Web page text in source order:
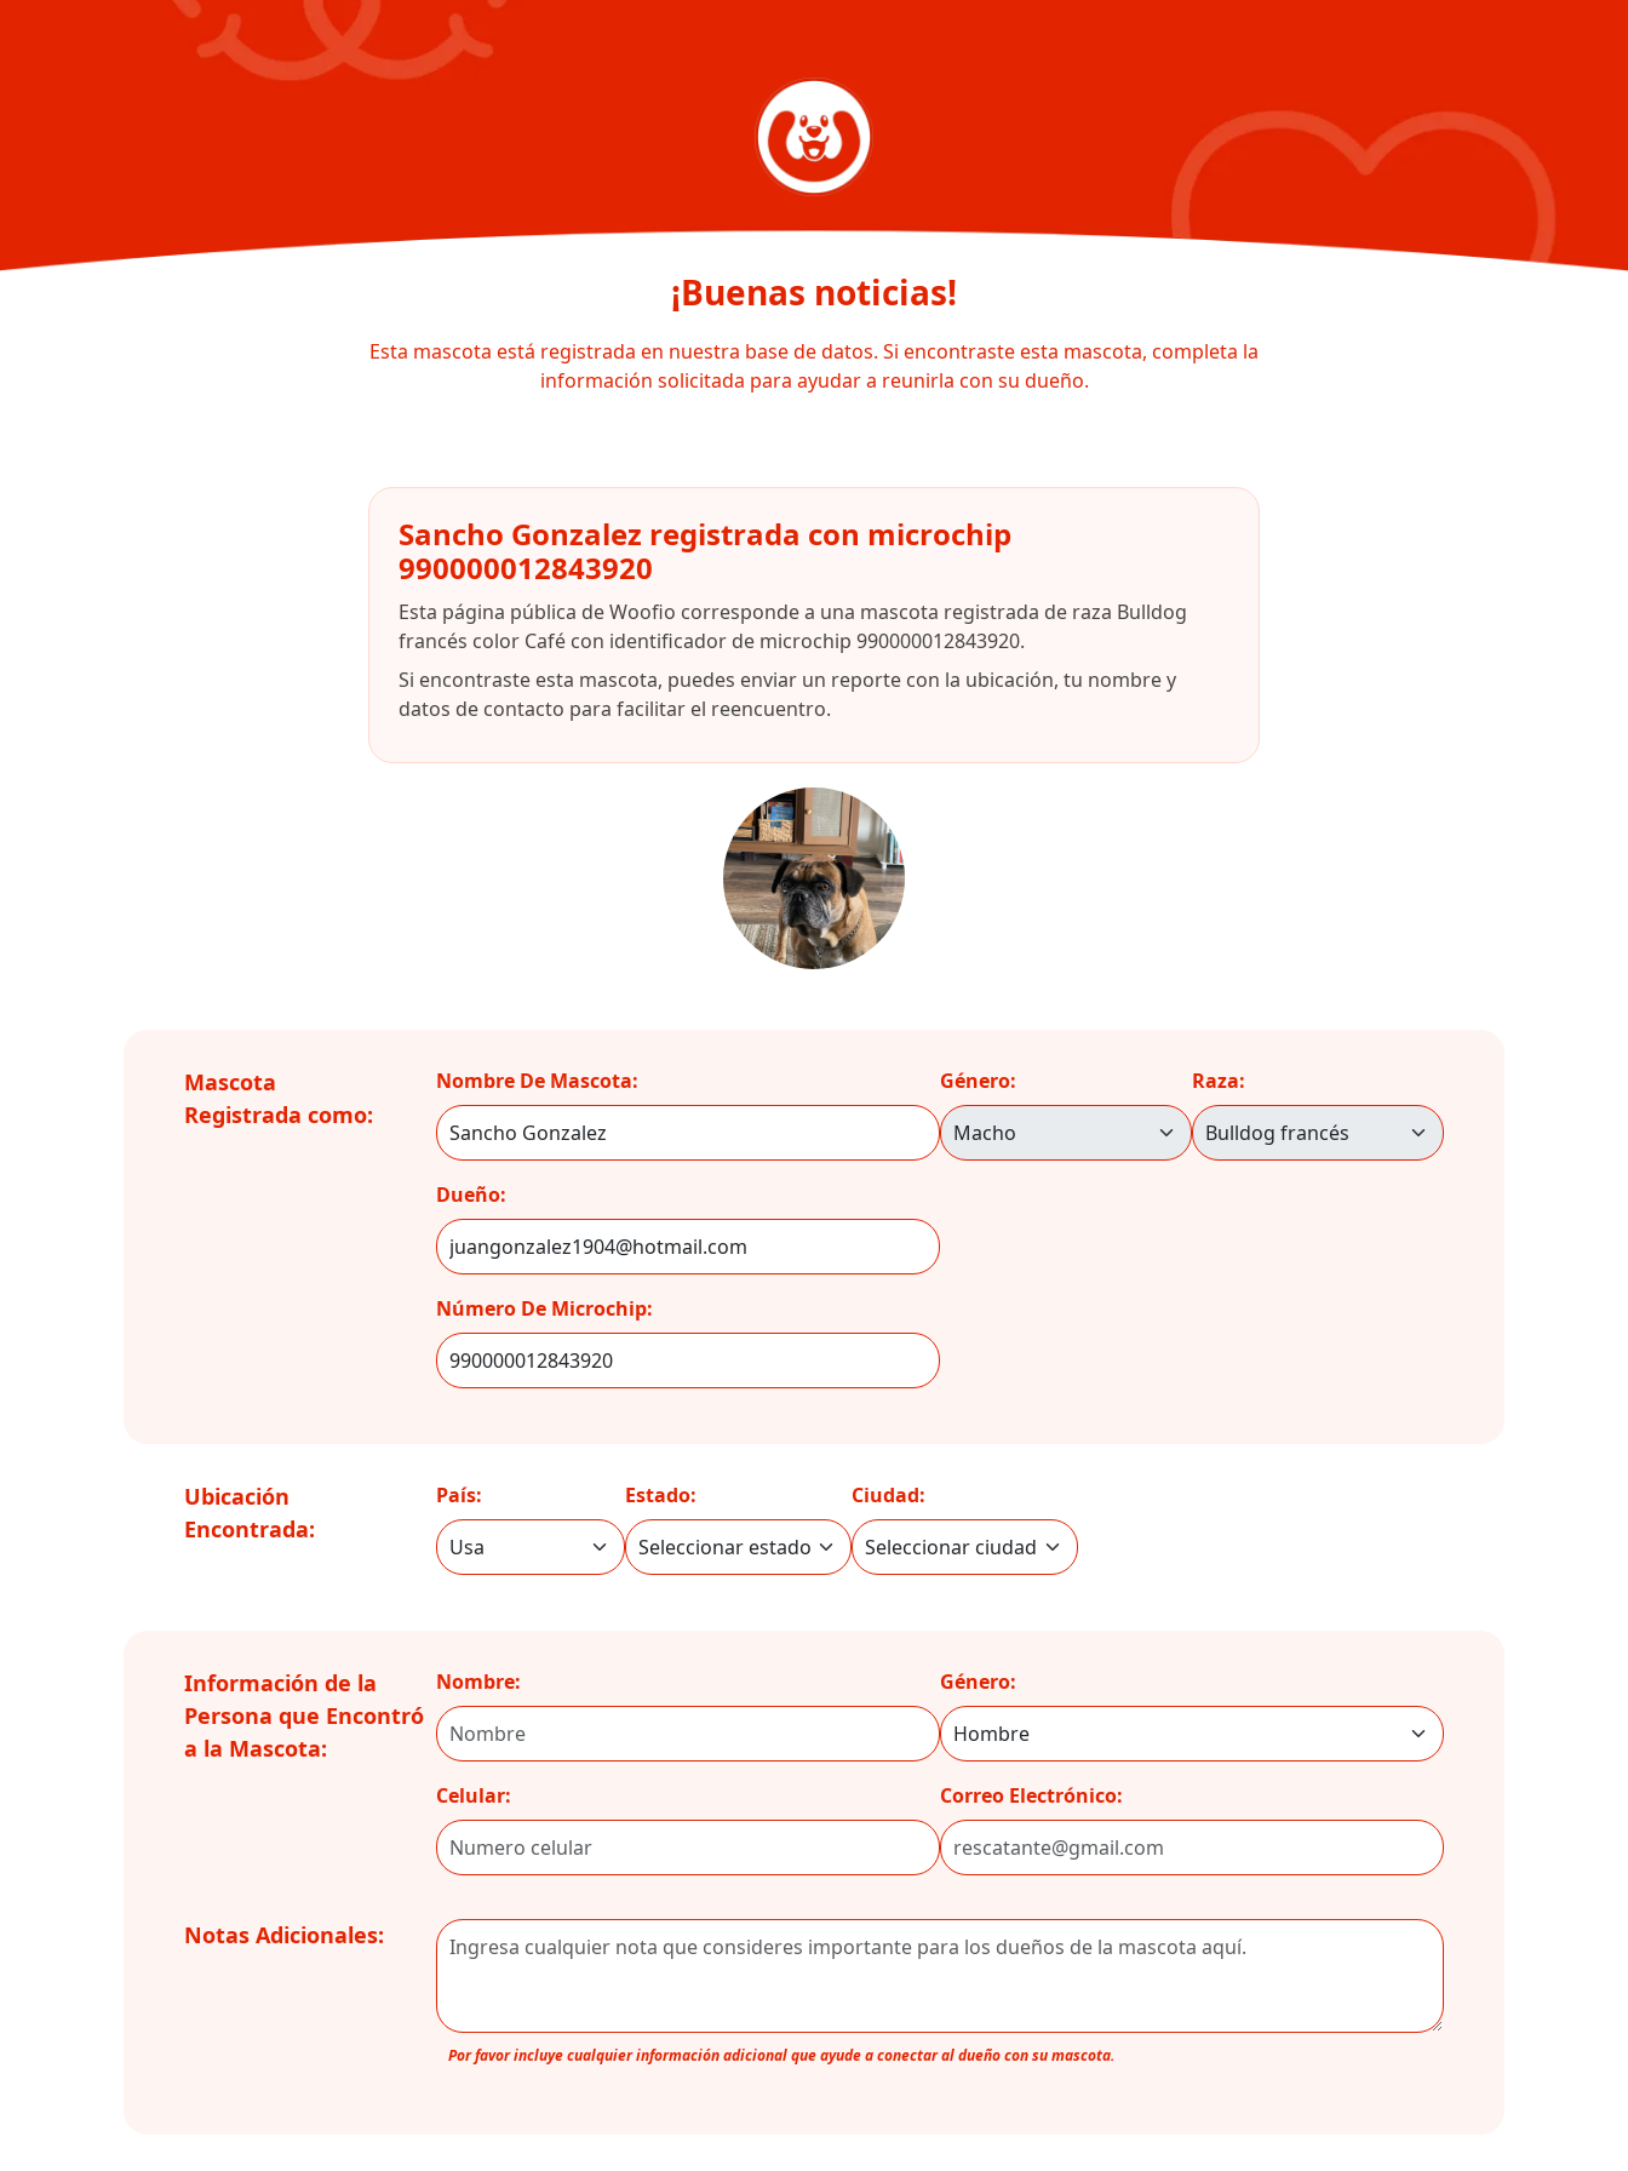
¡Buenas noticias!
Esta mascota está registrada en nuestra base de datos. Si encontraste esta mascota, completa la
información solicitada para ayudar a reunirla con su dueño.
Sancho Gonzalez registrada con microchip
990000012843920
Esta página pública de Woofio corresponde a una mascota registrada de raza Bulldog
francés color Café con identificador de microchip 990000012843920.
Si encontraste esta mascota, puedes enviar un reporte con la ubicación, tu nombre y
datos de contacto para facilitar el reencuentro.
Mascota
Registrada como:
Nombre De Mascota:
Dueño:
Número De Microchip:
Género: Raza:
Ubicación
Encontrada:
País: Estado: Ciudad:
Información de la
Persona que Encontró
a la Mascota:
Nombre:
Celular:
Género:
Correo Electrónico:
Notas Adicionales:
Por favor incluye cualquier información adicional que ayude a conectar al dueño con su mascota.